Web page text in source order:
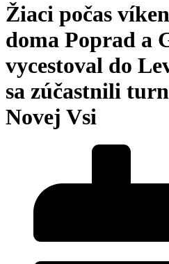
Žiaci počas
doma Poprad a
vycestoval do
sa zúčastnili
Novej Vsi